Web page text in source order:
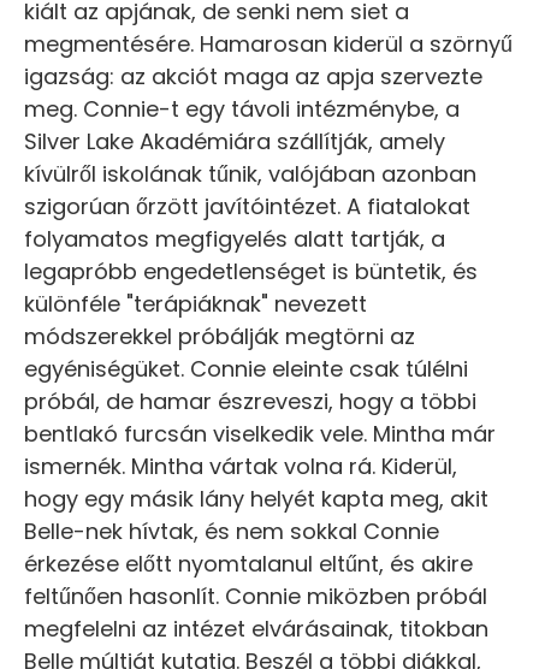
kiált az apjának, de senki nem siet a
megmentésére. Hamarosan kiderül a szörnyű
igazság: az akciót maga az apja szervezte
meg. Connie-t egy távoli intézménybe, a
Silver Lake Akadémiára szállítják, amely
kívülről iskolának tűnik, valójában azonban
szigorúan őrzött javítóintézet. A fiatalokat
folyamatos megfigyelés alatt tartják, a
legapróbb engedetlenséget is büntetik, és
különféle "terápiáknak" nevezett
módszerekkel próbálják megtörni az
egyéniségüket. Connie eleinte csak túlélni
próbál, de hamar észreveszi, hogy a többi
bentlakó furcsán viselkedik vele. Mintha már
ismernék. Mintha vártak volna rá. Kiderül,
hogy egy másik lány helyét kapta meg, akit
Belle-nek hívtak, és nem sokkal Connie
érkezése előtt nyomtalanul eltűnt, és akire
feltűnően hasonlít. Connie miközben próbál
megfelelni az intézet elvárásainak, titokban
Belle múltját kutatja. Beszél a többi diákkal,